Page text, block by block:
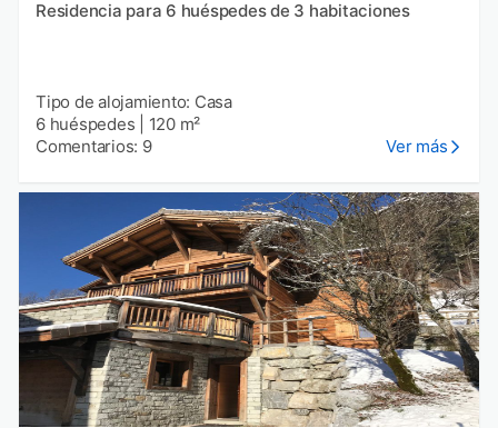
Residencia para 6 huéspedes de 3 habitaciones
Tipo de alojamiento: Casa
6 huéspedes
120 m²
Comentarios: 9
Ver más